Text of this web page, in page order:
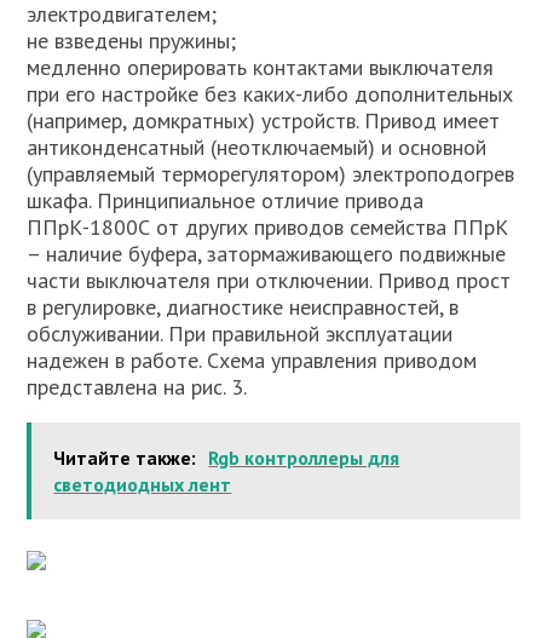
электродвигателем;
не взведены пружины;
медленно оперировать контактами выключателя
при его настройке без каких-либо дополнительных
(например, домкратных) устройств. Привод имеет
антиконденсатный (неотключаемый) и основной
(управляемый терморегулятором) электроподогрев
шкафа. Принципиальное отличие привода
ППрК-1800С от других приводов семейства ППрК
– наличие буфера, затормаживающего подвижные
части выключателя при отключении. Привод прост
в регулировке, диагностике неисправностей, в
обслуживании. При правильной эксплуатации
надежен в работе. Схема управления приводом
представлена на рис. 3.
Читайте также: Rgb контроллеры для
светодиодных лент